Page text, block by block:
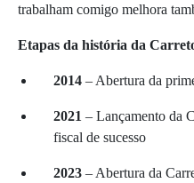
trabalham comigo melhora
Etapas da história da
2014 – Abertura da
2021 – Lançamento da
fiscal de sucesso
2023 – Abertura da